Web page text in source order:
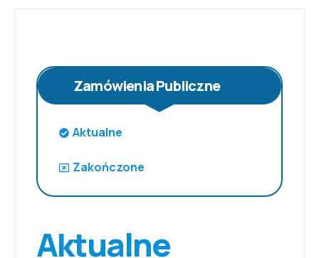
Zamówienia Publiczne
Aktualne
Zakończone
Aktualne